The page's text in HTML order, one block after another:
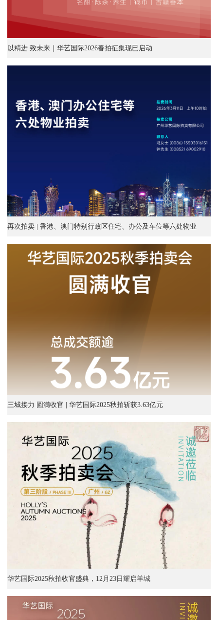
以精进 致未来｜华艺国际2026春拍征集现已启动
再次拍卖 | 香港、澳门特别行政区住宅、办公及车位等六处物业
三城接力 圆满收官 | 华艺国际2025秋拍斩获3.63亿元
华艺国际2025秋拍收官盛典，12月23日耀启羊城